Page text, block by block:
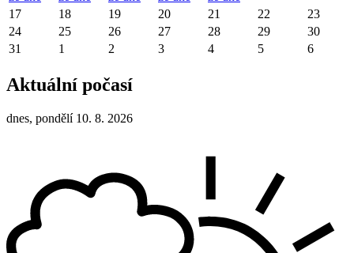
17 18 19 20 21 22
23
24
25 26 27 28 29
30
31
1 2 3 4 5 6
Aktuální počasí
dnes, pondělí 10. 8. 2026